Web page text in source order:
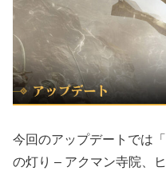
今回のアップデートでは
の灯り – アクマン寺院、